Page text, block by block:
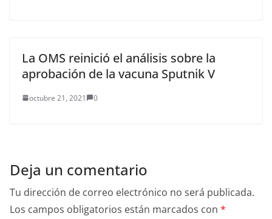
La OMS reinició el análisis sobre la
aprobación de la vacuna Sputnik V
octubre 21, 2021 0
Deja un comentario
Tu dirección de correo electrónico no será publicada.
Los campos obligatorios están marcados con *